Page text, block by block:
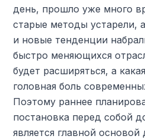
день, прошло уже много
старые методы устарели,
и новые тенденции
быстро меняющихся
будет расширяться, а
головная боль
Поэтому раннее
постановка перед собой
является главной основой